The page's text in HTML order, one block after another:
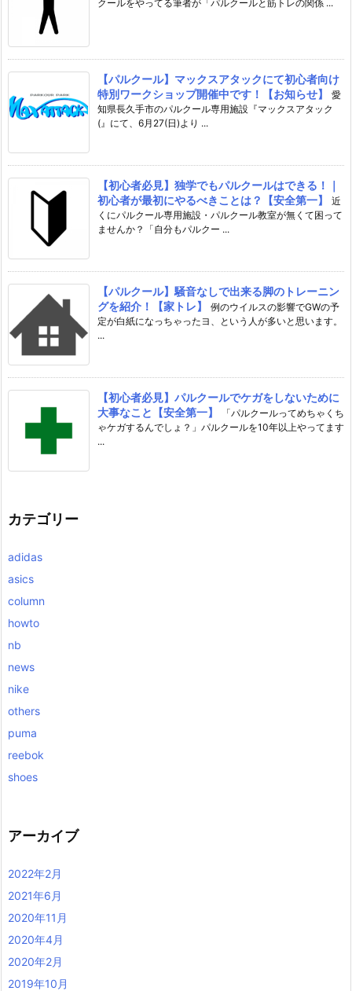
クールをやってる筆者が「パルクールと筋トレの関係 ...
【パルクール】マックスアタックにて初心者向け
特別ワークショップ開催中です！【お知らせ】
愛
知県長久手市のパルクール専用施設『マックスアタック
(』にて、6月27(日)より ...
【初心者必見】独学でもパルクールはできる！｜
初心者が最初にやるべきことは？【安全第一】
近
くにパルクール専用施設・パルクール教室が無くて困って
ませんか？「自分もパルクー ...
【パルクール】騒音なしで出来る脚のトレーニン
グを紹介！【家トレ】
例のウイルスの影響でGWの予
定が白紙になっちゃったヨ、という人が多いと思います。
...
【初心者必見】パルクールでケガをしないために
大事なこと【安全第一】
「パルクールってめちゃくち
ゃケガするんでしょ？」パルクールを10年以上やってます
...
カテゴリー
adidas
asics
column
howto
nb
news
nike
others
puma
reebok
shoes
アーカイブ
2022年2月
2021年6月
2020年11月
2020年4月
2020年2月
2019年10月